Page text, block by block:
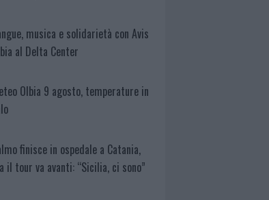
musica e solidarietà con Avis
al Delta Center
Olbia 9 agosto, temperature in
finisce in ospedale a Catania,
il tour va avanti: “Sicilia, ci sono”